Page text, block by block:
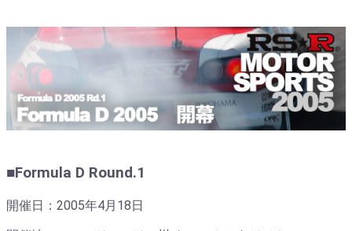
■Formula D Round.1
開催日：2005年4月18日